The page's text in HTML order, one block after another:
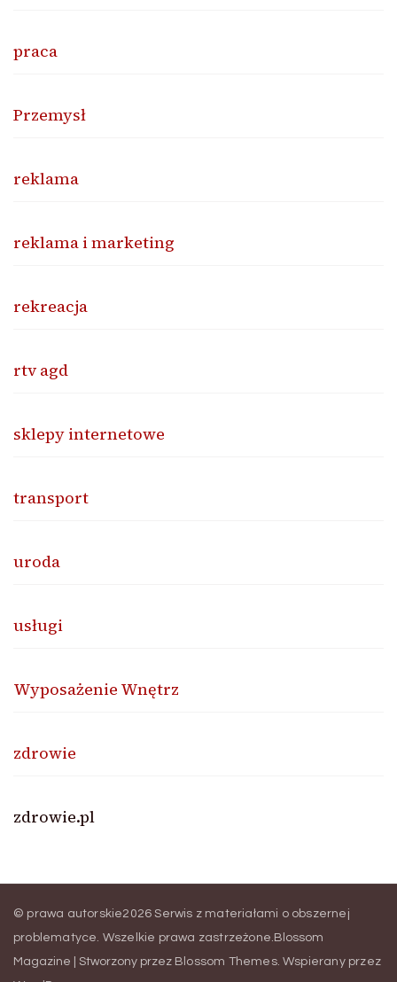
praca
Przemysł
reklama
reklama i marketing
rekreacja
rtv agd
sklepy internetowe
transport
uroda
usługi
Wyposażenie Wnętrz
zdrowie
zdrowie.pl
© prawa autorskie2026Serwis z materiałami o obszernej
problematyce. Wszelkie prawa zastrzeżone. Blossom
Magazine | Stworzony przez Blossom Themes. Wspierany przez